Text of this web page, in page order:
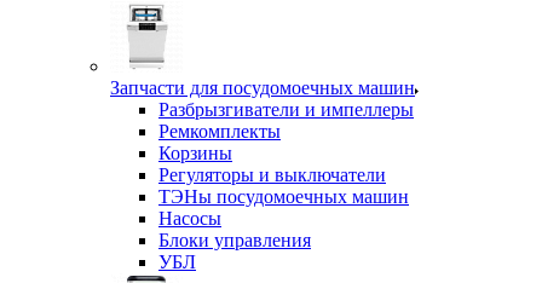
Запчасти для посудомоечных машин
Разбрызгиватели и импеллеры
Ремкомплекты
Корзины
Регуляторы и выключатели
ТЭНы посудомоечных машин
Насосы
Блоки управления
УБЛ